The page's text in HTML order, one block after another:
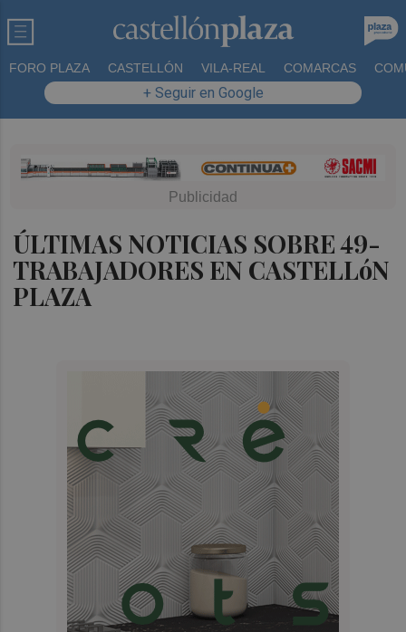
FORO PLAZA CASTELLÓN VILA-REAL COMARCAS
+ Seguir en Google
ÚLTIMAS NOTICIAS SOBRE 49-
TRABAJADORES EN CASTELLóN
PLAZA